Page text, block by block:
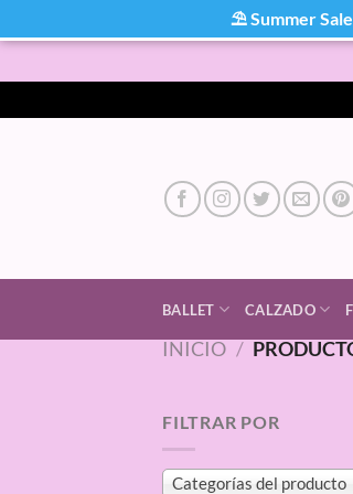
al
BALLET CALZADO
INICIO /
FILTRAR POR
Categorías del producto
⛱ Summer